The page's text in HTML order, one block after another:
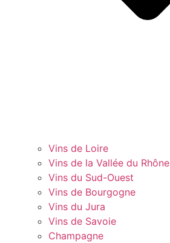
Vins de Loire
Vins de la Vallée du Rhône
Vins du Sud-Ouest
Vins de Bourgogne
Vins du Jura
Vins de Savoie
Champagne